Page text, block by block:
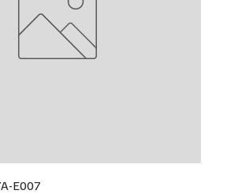
E007